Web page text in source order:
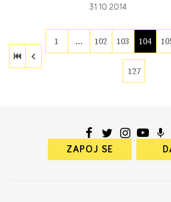
31. 10. 2014
1 … 102 103 104
127
ZAPOJ SE